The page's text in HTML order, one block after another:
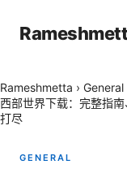
Rameshmetta › General
西部世界下载：完整指
打尽
GENERAL